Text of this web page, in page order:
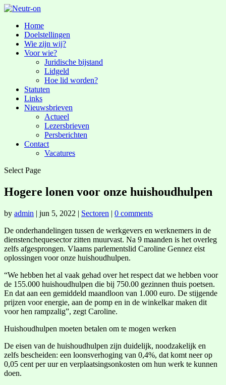
Home
Doelstellingen
Wie zijn wij?
Voor wie?
Juridische bijstand
Lidgeld
Hoe lid worden?
Statuten
Links
Nieuwsbrieven
Actueel
Lezersbrieven
Persberichten
Contact
Vacatures
Select Page
Hogere lonen voor onze huishoudhulpen
by admin | jun 5, 2022 | Sectoren | 0 comments
De onderhandelingen tussen de werkgevers en werknemers in de
dienstenchequesector zitten muurvast. Na 9 maanden is het overleg
zelfs afgesprongen. Vlaams parlementslid Caroline Gennez eist
oplossingen voor onze huishoudhulpen.
“We hebben het al vaak gehad over het respect dat we hebben voor
de 155.000 huishoudhulpen die bij 750.00 gezinnen thuis poetsen.
En dat aan een gemiddeld maandloon van 1.000 euro. De stijgende
prijzen voor energie, aan de pomp en in de winkelkar maken dit
voor hen rampzalig”, zegt Caroline.
Huishoudhulpen moeten betalen om te mogen werken
De eisen van de huishoudhulpen zijn duidelijk, noodzakelijk en
zelfs bescheiden: een loonsverhoging van 0,4%, dat komt neer op
0,05 cent per uur en verplaatsingsonkosten om hun werk te kunnen
doen.